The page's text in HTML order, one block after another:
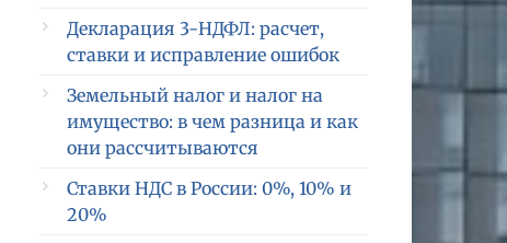
Декларация 3-НДФЛ: расчет,
ставки и исправление ошибок
Земельный налог и налог на
имущество: в чем разница и как
они рассчитываются
Ставки НДС в России: 0%, 10% и
20%